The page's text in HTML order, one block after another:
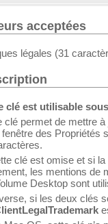
acceptées
légales (31
clé est utilisable
clé permet de mettre
fenêtre des Propriétés
clé est omise et si
les mentions de
Desktop sont
si les deux clés